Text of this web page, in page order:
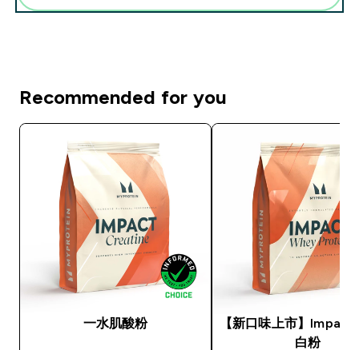
Recommended for you
一水肌酸粉
【新口味上市】Impact
白粉